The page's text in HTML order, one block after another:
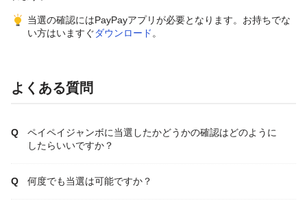
当選の確認にはPayPayアプリが必要となります。お持ちでな
い方はいますぐダウンロード 。
よくある質問
ペイペイジャンボに当選したかどうかの確認はどのように
したらいいですか？
何度でも当選は可能ですか？